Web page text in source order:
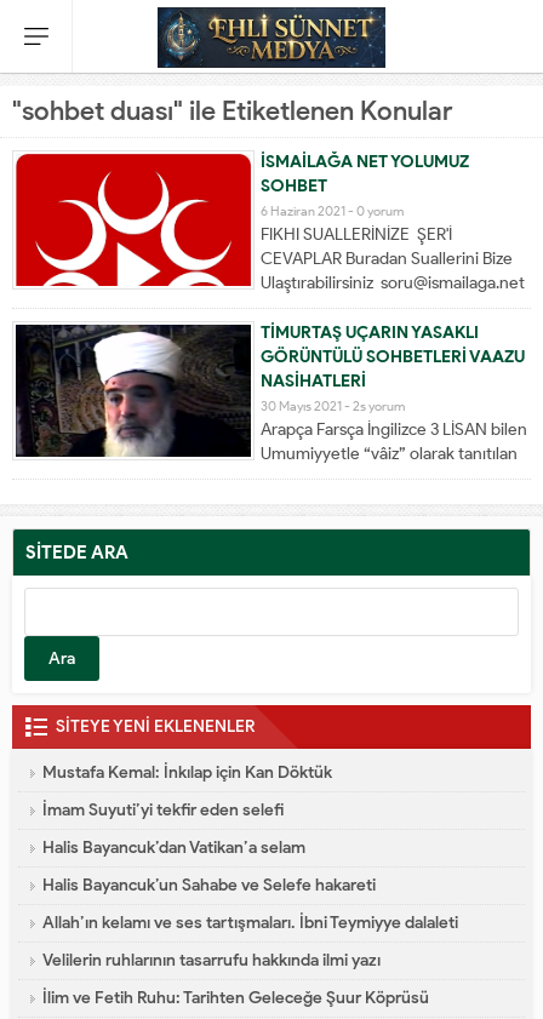
"sohbet duası" ile Etiketlenen Konular
İSMAİLAĞA NET YOLUMUZ
SOHBET
6 Haziran 2021 - 0 yorum
FIKHI SUALLERİNİZE ŞER'İ
CEVAPLAR Buradan Suallerini Bize
Ulaştırabilirsiniz soru@ismailaga.net
-0850 811 77 77 Evvelce
CEVAPLANMIŞ SUALLEREDE
burdan ULAŞABİLİRSİN :
https://www.ismailaga.net
TİMURTAŞ UÇARIN YASAKLI
GÖRÜNTÜLÜ SOHBETLERİ VAAZU
NASİHATLERİ
30 Mayıs 2021 - 2s yorum
Arapça Farsça İngilizce 3 LİSAN bilen
Umumiyyetle “vâiz” olarak tanıtılan
merhûm Timurtaş Uçar Hoca Efendi,
Diyanet İşleri Teşkilâtında 32 sene
vazife ifa etmiş olup mühim
olmakla beraber, büyük bir dâvâ
SİTEDE ARA
SİTEYE YENİ EKLENENLER
Mustafa Kemal: İnkılap için Kan Döktük
İmam Suyuti’yi tekfir eden selefi
Halis Bayancuk’dan Vatikan’a selam
Halis Bayancuk’un Sahabe ve Selefe hakareti
Allah’ın kelamı ve ses tartışmaları. İbni Teymiyye dalaleti
Velilerin ruhlarının tasarrufu hakkında ilmi yazı
İlim ve Fetih Ruhu: Tarihten Geleceğe Şuur Köprüsü